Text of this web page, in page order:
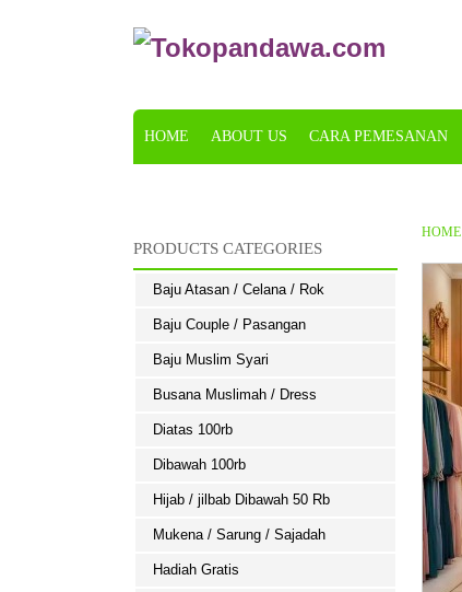
HOME ABOUT US CARA PEMESANAN
PRODUCTS CATEGORIES
Baju Atasan / Celana / Rok
Baju Couple / Pasangan
Baju Muslim Syari
Busana Muslimah / Dress
Diatas 100rb
Dibawah 100rb
Hijab / jilbab Dibawah 50 Rb
Mukena / Sarung / Sajadah
Hadiah Gratis
HOME